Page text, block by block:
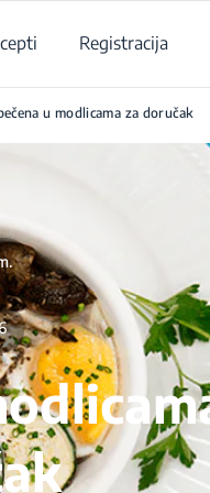
Registracija
u modlicama za doručak